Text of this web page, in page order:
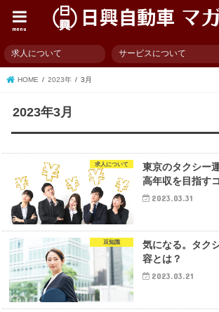
menu
求人について サービスについて
HOME 2023年 3月
2023年3月
求人について
東京のタクシー
高年収を目指す
2023.03.31
豆知識
気になる。タク
容とは？
2023.03.21